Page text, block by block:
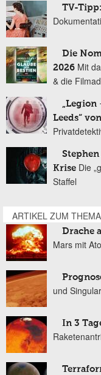
TV-
Die
2026 Mit
& die
Leeds“
Krise Die
Staffel
ARTIKEL ZUM THEMA
Drache
Mars mit
und
In 3